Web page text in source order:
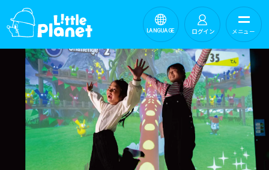
ログイン
LANGUAGE メニュー